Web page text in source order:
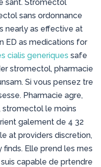
sant. Stromectol
sans ordonnance
nearly as effective at
ED as medications for
cialis generiques safe
stromectol, pharmacie
Si vous pensez tre
Pharmacie agre,
stromectol le moins
galement de 4 32
at providers discretion,
Elle prend les rnes
capable de prtendre